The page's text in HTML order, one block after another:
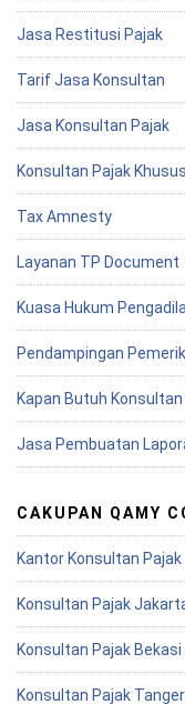
Jasa Restitusi Pajak
Tarif Jasa Konsultan
Jasa Konsultan Pajak
Konsultan Pajak
Tax Amnesty
Layanan TP Document
Kuasa Hukum
Pendampingan
Kapan Butuh Konsultan
Jasa Pembuatan
CAKUPAN QAMY
Kantor Konsultan Pajak
Konsultan Pajak
Konsultan Pajak Bekasi
Konsultan Pajak